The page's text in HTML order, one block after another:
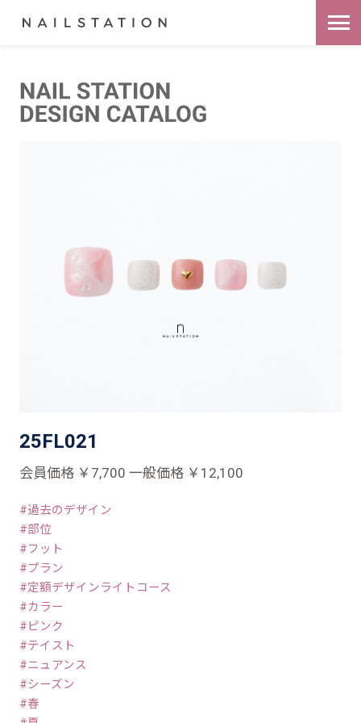
25FL021
会員価格 ￥7,700 一般価格 ￥12,100
過去のデザイン
部位
フット
プラン
定額デザインライトコース
カラー
ピンク
テイスト
ニュアンス
シーズン
春